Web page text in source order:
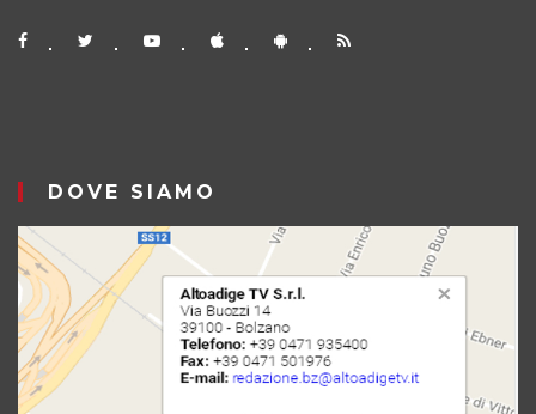
DOVE SIAMO